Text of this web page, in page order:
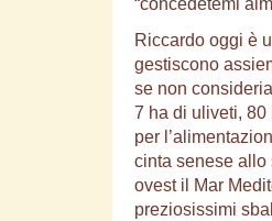
“concedetemi
Riccardo oggi è
gestiscono
se non
7 ha di uliveti, 80
per
cinta senese allo
ovest il Mar
preziosissimi